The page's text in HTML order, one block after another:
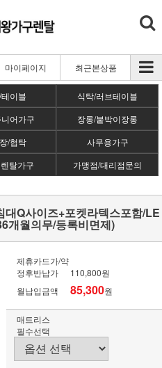
마이페이지 최근본상품
이블
식탁/러브테이블
어가구
장롱/붙박이장롱
/협탁
사무용가구
탈가구
가맹점/대리점문의
Q사이즈+포켓라텍스포함/LE
개월의무/등록비면제)
제휴카드가/약
정후반납가
110,800원
월납입금액
85,300원
매트리스
필수선택